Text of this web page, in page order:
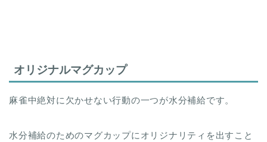
オリジナルマグカップ
麻雀中絶対に欠かせない行動の一つが水分補給です。
水分補給のためのマグカップにオリジナリティを出すこと